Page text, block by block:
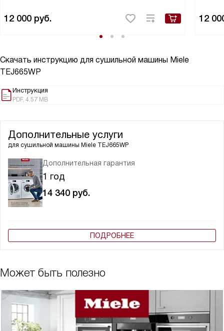
12 000 руб. 12
Скачать инструкцию для сушильной машины Miele
TEJ665WP
Инструкция
PDF, 4.57 MB
Дополнительные услуги
для сушильной машины Miele TEJ665WP
Дополнительная гарантия
1 год
14 340 руб.
ПОДРОБНЕЕ
Может быть полезно